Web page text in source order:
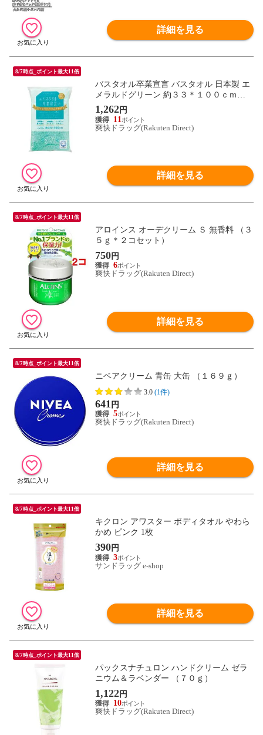
詳細を見る
8/7時点_ポイント最大11倍
バスタオル卒業宣言 バスタオル 日本製 エ
メラルドグリーン 約３３＊１００ｃｍ
（１枚）
1,262円
11
爽快ドラッグ(Rakuten Direct)
詳細を見る
8/7時点_ポイント最大11倍
アロインス オーデクリーム Ｓ 無香料 （３
５ｇ＊２コセット）
750円
6
爽快ドラッグ(Rakuten Direct)
詳細を見る
8/7時点_ポイント最大11倍
ニベアクリーム 青缶 大缶 （１６９ｇ）
3.0 (1件)
641 円
5
爽快ドラッグ(Rakuten Direct)
詳細を見る
8/7時点_ポイント最大11倍
キクロン アワスター ボディタオル やわら
かめ ピンク 1枚
390円
3
サンドラッグ e-shop
詳細を見る
8/7時点_ポイント最大11倍
パックスナチュロン ハンドクリーム ゼラ
ニウム＆ラベンダー （７０ｇ）
1,122円
10
爽快ドラッグ(Rakuten Direct)